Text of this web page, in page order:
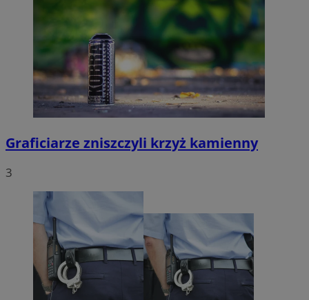
Graficiarze zniszczyli krzyż kamienny
3